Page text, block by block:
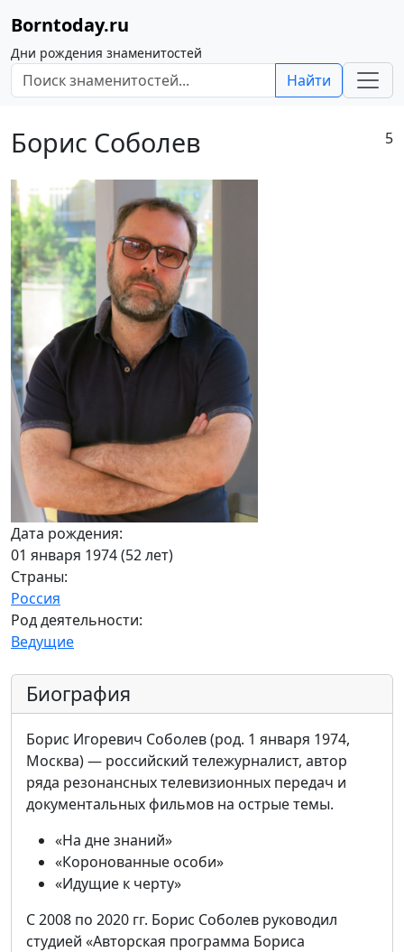
Borntoday.ru
Дни рождения знаменитостей
Найти
Борис Соболев 5
Дата рождения:
01 января 1974 (52 лет)
Страны:
Россия
Род деятельности:
Ведущие
Биография
Борис Игоревич Соболев (род. 1 января 1974,
Москва) — российский тележурналист, автор
ряда резонансных телевизионных передач и
документальных фильмов на острые темы.
«На дне знаний»
«Коронованные особи»
«Идущие к черту»
С 2008 по 2020 гг. Борис Соболев руководил
студией «Авторская программа Бориса